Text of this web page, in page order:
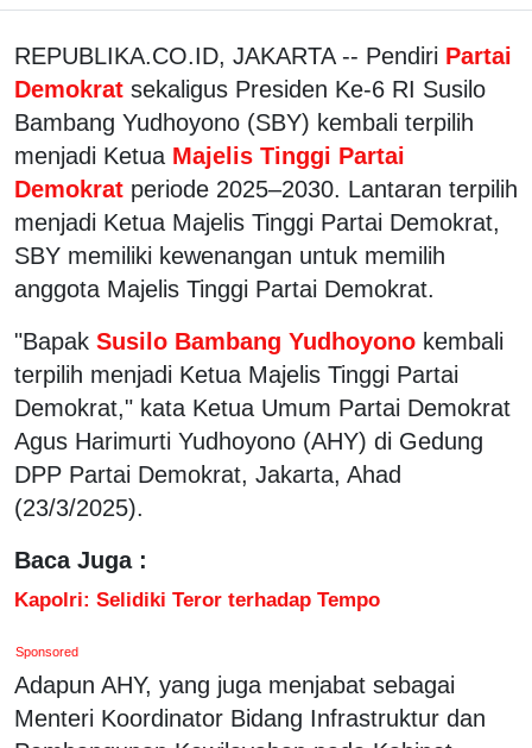
REPUBLIKA.CO.ID, JAKARTA -- Pendiri Partai
Demokrat sekaligus Presiden Ke-6 RI Susilo
Bambang Yudhoyono (SBY) kembali terpilih
menjadi Ketua Majelis Tinggi Partai
Demokrat periode 2025–2030. Lantaran terpilih
menjadi Ketua Majelis Tinggi Partai Demokrat,
SBY memiliki kewenangan untuk memilih
anggota Majelis Tinggi Partai Demokrat.
"Bapak Susilo Bambang Yudhoyono kembali
terpilih menjadi Ketua Majelis Tinggi Partai
Demokrat," kata Ketua Umum Partai Demokrat
Agus Harimurti Yudhoyono (AHY) di Gedung
DPP Partai Demokrat, Jakarta, Ahad
(23/3/2025).
Baca Juga :
Kapolri: Selidiki Teror terhadap Tempo
Sponsored
Adapun AHY, yang juga menjabat sebagai
Menteri Koordinator Bidang Infrastruktur dan